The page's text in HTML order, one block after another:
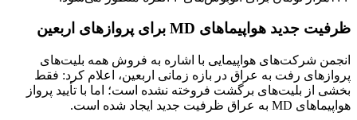
ظرفیت جدید هواپیماهای MD برای پروازهای اربعین
انجمن شرکت‌های هواپیمایی با اشاره به فروش همه بلیت‌های
پروازهای رفت به عراق در بازه زمانی اربعین، اعلام کرد: فقط
بخشی از بلیت‌های برگشت فروخته نشده است؛ اما با تأیید پرواز
هواپیماهای MD به عراق ظرفیت جدید ایجاد شده است.